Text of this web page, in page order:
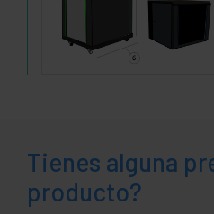
Tienes alguna
producto?